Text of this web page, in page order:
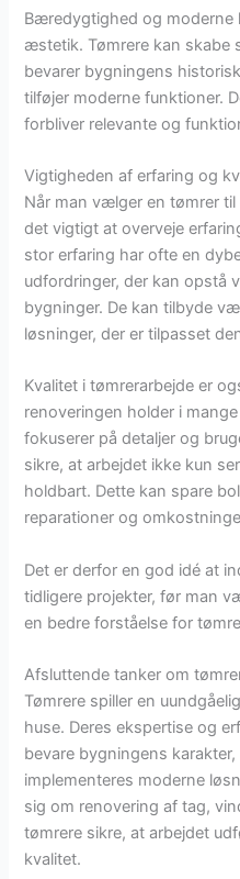
Bæredygtighed og moderne
æstetik. Tømrere kan skabe
bevarer bygningens
tilføjer moderne funktioner.
forbliver relevante og
Vigtigheden af erfaring og
Når man vælger en tømrer
det vigtigt at overveje
stor erfaring har ofte en
udfordringer, der kan opstå
bygninger. De kan tilbyde
løsninger, der er tilpasset
Kvalitet i tømrerarbejde er
renoveringen holder i
fokuserer på detaljer og
sikre, at arbejdet ikke kun
holdbart. Dette kan spare
reparationer og
Det er derfor en god idé at
tidligere projekter, før man
en bedre forståelse for
Afsluttende tanker om
Tømrere spiller en
huse. Deres ekspertise og
bevare bygningens
implementeres moderne
sig om renovering af tag,
tømrere sikre, at arbejdet
kvalitet.